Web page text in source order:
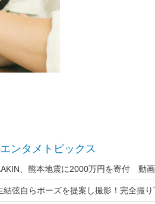
エンタメトピックス